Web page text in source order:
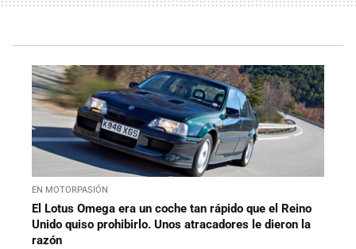
EN MOTORPASIÓN
El Lotus Omega era un coche tan rápido que el Reino
Unido quiso prohibirlo. Unos atracadores le dieron la
razón